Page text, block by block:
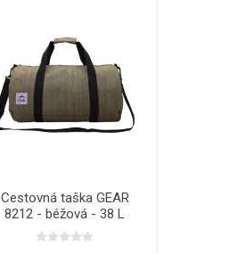
Cestovná taška GEAR
8212 - béžová - 38 L